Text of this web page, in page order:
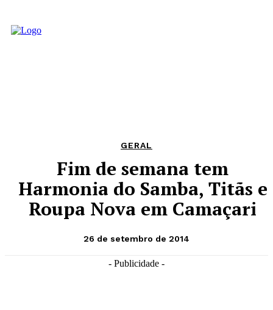
GERAL
Fim de semana tem
Harmonia do Samba, Titãs e
Roupa Nova em Camaçari
26 de setembro de 2014
- Publicidade -